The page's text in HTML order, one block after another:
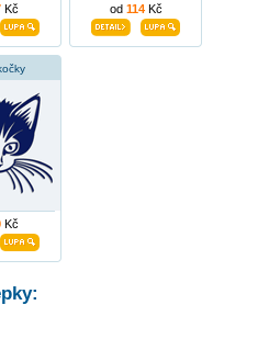
Kč od 114Kč
Kč